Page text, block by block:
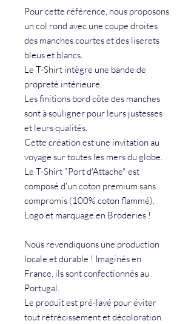
Pour cette référence, nous proposons
un col rond avec une coupe droites
des manches courtes et des liserets
bleus et blancs.
Le T-Shirt intègre une bande de
propreté intérieure.
Les finitions bord côte des manches
sont à souligner pour leurs justesses
et leurs qualités.
Cette création est une invitation au
voyage sur toutes les mers du globe.
Le T-Shirt "Port d'Attache" est
composé d'un coton premium sans
compromis (100% coton flammé).
Logo et marquage en Broderies !
Nous revendiquons une production
locale et durable ! Imaginés en
France, ils sont confectionnés au
Portugal.
Le produit est pré-lavé pour éviter
tout rétrécissement et décoloration.